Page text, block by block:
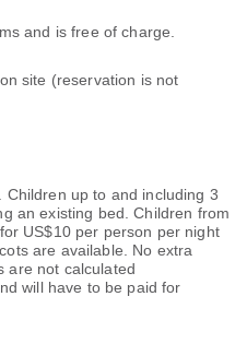
and is free of charge.
site (reservation is not
up to and including 3
an existing bed. Children from
US$10 per person per night
are available. No extra
are not calculated
will have to be paid for